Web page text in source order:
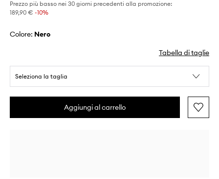
Prezzo più basso nei 30 giorni precedenti alla promozione:
189,90 € -10%
Colore: nero
Tabella di taglie
Seleziona la taglia
Aggiungi al carrello